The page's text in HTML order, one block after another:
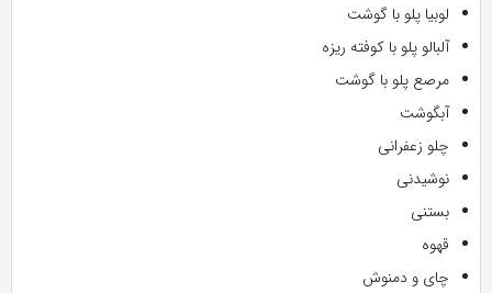
لوبیا پلو با گوشت
آلبالو پلو با کوفته ریزه
مرصع پلو با گوشت
آبگوشت
چلو زعفرانی
نوشیدنی
بستنی
قهوه
چای و دمنوش